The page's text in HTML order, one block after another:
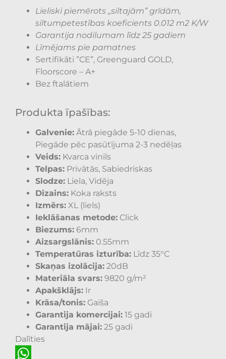
Lieliski piemērots „siltajām” grīdām,
siltumpetestības koeficients 0.012 m2 K/W
Garantija nodilumam līdz 25 gadiem
Līmējams pie pamatnes
Sertifikāti ”CE”, Greenguard GOLD,
Floorscore – A+
Bez ftalātiem
Produkta īpašības:
Galvenie: Ātrā piegāde 5-10 dienas,
Piegāde pēc pasūtījuma 2-3 nedēļas
Veids: Kvarca vinils
Telpas: Privātās, Sabiedriskas
Slodze: Liela, Vidēja
Dizains: Koka raksts
Izmērs: XL (liels)
Ieklāšanas metode: Click
Biezums: 6mm
Aizsargslānis: 0.55mm
Temperatūras izturība: Līdz 35°C
Skaņas izolācija: 20dB
Materiāla svars: 9820 g/m²
Apakšklājs: Ir
Krāsa/tonis: Gaiša
Garantija komercijai: 15 gadi
Garantija mājai: 25 gadi
Dalīties